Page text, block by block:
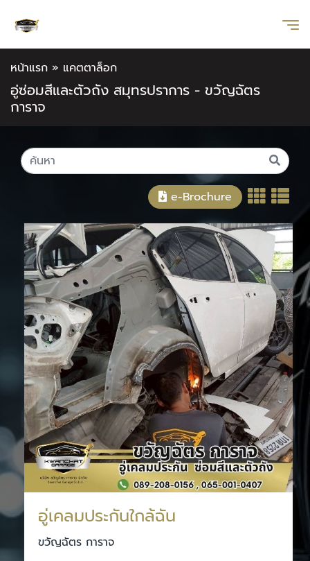
หน้าแรก » แคตตาล็อก
อู่ซ่อมสีและตัวถัง สมุทรปราการ - ขวัญฉัตร
การาจ
e-Brochure
อู่เคลมประกันใกล้ฉัน
ขวัญฉัตร การาจ